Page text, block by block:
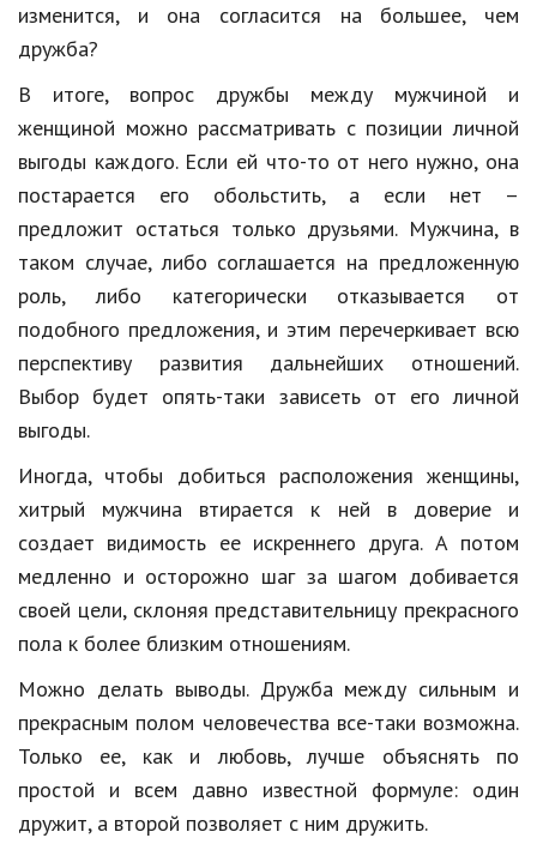
Образование
Наука и технологии
изменится, и она согласится на большее, чем
дружба?
В итоге, вопрос дружбы между мужчиной и
женщиной можно рассматривать с позиции личной
выгоды каждого. Если ей что-то от него нужно, она
постарается его обольстить, а если нет –
предложит остаться только друзьями. Мужчина, в
таком случае, либо соглашается на предложенную
роль, либо категорически отказывается от
подобного предложения, и этим перечеркивает всю
перспективу развития дальнейших отношений.
Выбор будет опять-таки зависеть от его личной
выгоды.
Иногда, чтобы добиться расположения женщины,
хитрый мужчина втирается к ней в доверие и
создает видимость ее искреннего друга. А потом
медленно и осторожно шаг за шагом добивается
своей цели, склоняя представительницу прекрасного
пола к более близким отношениям.
Можно делать выводы. Дружба между сильным и
прекрасным полом человечества все-таки возможна.
Только ее, как и любовь, лучше объяснять по
простой и всем давно известной формуле: один
дружит, а второй позволяет с ним дружить.